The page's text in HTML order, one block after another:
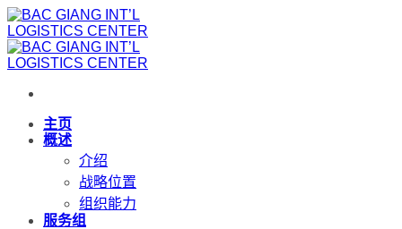
跳
到
内
主页
概述
介绍
战略位置
组织能力
服务组